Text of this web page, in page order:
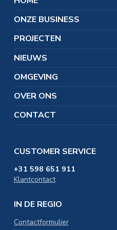
ONZE BUSINESS
Producten
PROJECTEN
NIEUWS
OMGEVING
Uitgelichte onderwerpen
Wat doet Nedmag?
Hoe werkt zoutwinning?
Zoutwinning en bodemdaling
In de omgeving
Omgevingsnieuws
Veelgestelde vragen
SAMEN. omgevingsfonds
OVER ONS
World of Magnesium
Aandeelhouders
Team
Corporate responsibility
Certificaten
Distributie & Logistiek
Werken bij
Educatie & Onderwijs
CONTACT
CUSTOMER SERVICE
+31 598 651 911
Klantcontact
IN DE REGIO
Contactformulier